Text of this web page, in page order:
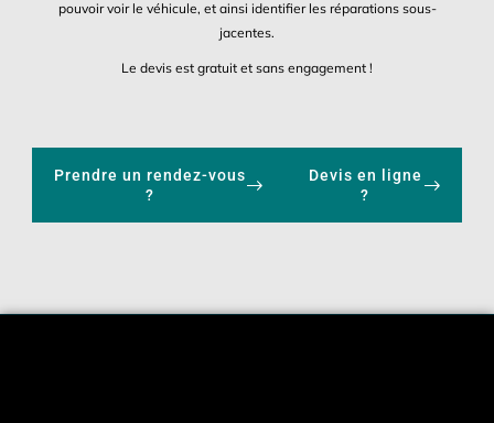
pouvoir voir le véhicule, et ainsi identifier les réparations sous-
jacentes.
Le devis est gratuit et sans engagement !
Prendre un rendez-vous
?
Devis en ligne
?